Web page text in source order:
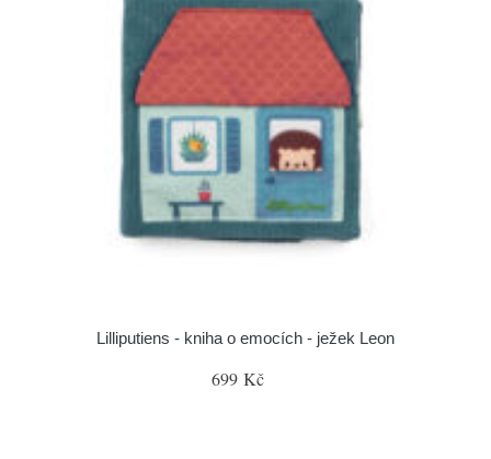
Lilliputiens - kniha o emocích - ježek Leon
699 Kč